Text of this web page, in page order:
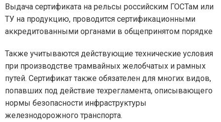
Выдача сертификата на рельсы российским ГОСТам или
ТУ на продукцию, проводится сертификационными
аккредитованными органами в общепринятом порядке
Также учитываются действующие технические условия
при производстве трамвайных желобчатых и рамных
путей. Сертификат также обязателен для многих видов,
попавших под действие техрегламента, описывающего
нормы безопасности инфраструктуры
железнодорожного транспорта.